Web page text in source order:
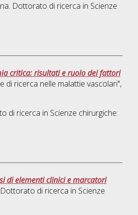
Dottorato di ricerca in Scienze
critica: risultati e ruolo dei fattori
di ricerca nelle malattie vascolari",
di ricerca in Scienze chirurgiche:
di elementi clinici e marcatori
di ricerca in Scienze